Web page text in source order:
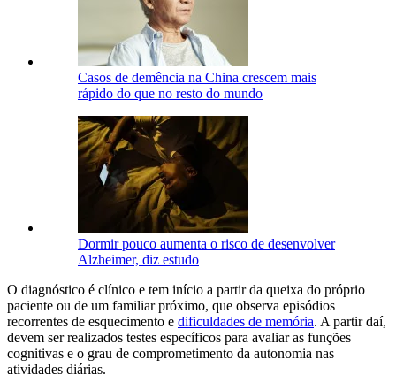
Casos de demência na China crescem mais
rápido do que no resto do mundo
Dormir pouco aumenta o risco de desenvolver
Alzheimer, diz estudo
O diagnóstico é clínico e tem início a partir da queixa do próprio
paciente ou de um familiar próximo, que observa episódios
recorrentes de esquecimento e dificuldades de memória. A partir daí,
devem ser realizados testes específicos para avaliar as funções
cognitivas e o grau de comprometimento da autonomia nas
atividades diárias.